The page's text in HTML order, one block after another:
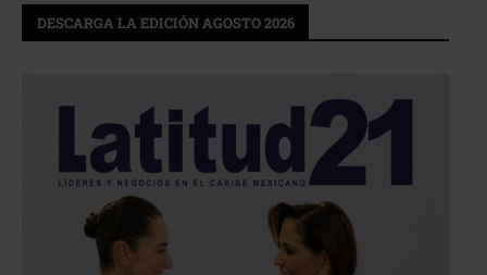
DESCARGA LA EDICIÓN AGOSTO 2026